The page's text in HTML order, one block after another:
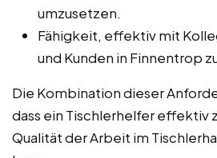
umzusetzen.
Fähigkeit, effektiv mit
und Kunden in Finnentrop
Die Kombination dieser
dass ein Tischlerhelfer effektiv
Qualität der Arbeit im